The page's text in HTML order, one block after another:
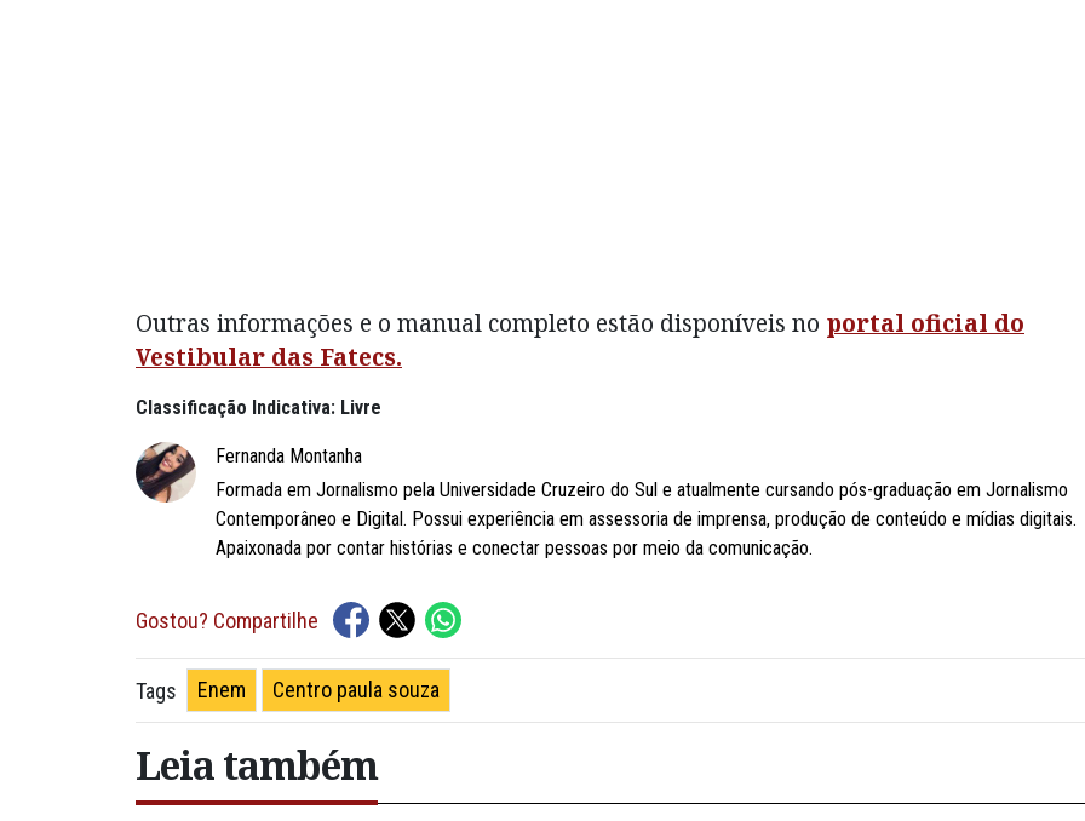
Outras informações e o manual completo estão disponíveis no portal oficial do
Vestibular das Fatecs.
Classificação Indicativa: Livre
Fernanda Montanha
Formada em Jornalismo pela Universidade Cruzeiro do Sul e atualmente cursando pós-graduação em Jornalismo
Contemporâneo e Digital. Possui experiência em assessoria de imprensa, produção de conteúdo e mídias digitais.
Apaixonada por contar histórias e conectar pessoas por meio da comunicação.
Gostou? Compartilhe
Tags Enem Centro paula souza
Leia também